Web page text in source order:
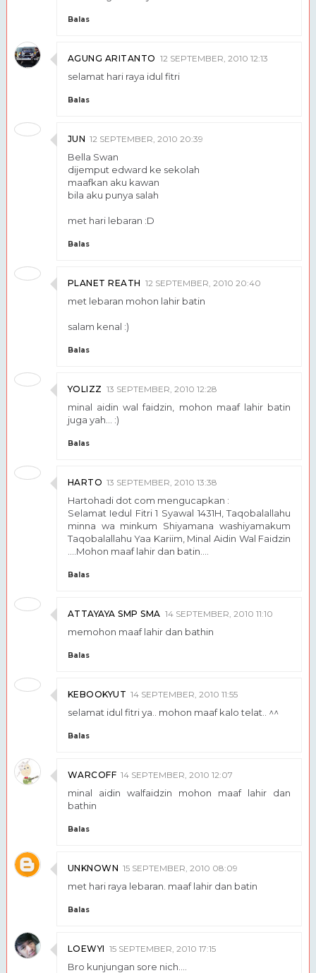
Balas
AGUNG ARITANTO 12 SEPTEMBER, 2010 12:13
selamat hari raya idul fitri
Balas
JUN 12 SEPTEMBER, 2010 20:39
Bella Swan
dijemput edward ke sekolah
maafkan aku kawan
bila aku punya salah
met hari lebaran :D
Balas
PLANET REATH 12 SEPTEMBER, 2010 20:40
met lebaran mohon lahir batin
salam kenal :)
Balas
YOLIZZ 13 SEPTEMBER, 2010 12:28
minal aidin wal faidzin, mohon maaf lahir batin
juga yah... :)
Balas
HARTO 13 SEPTEMBER, 2010 13:38
Hartohadi dot com mengucapkan :
Selamat Iedul Fitri 1 Syawal 1431H, Taqobalallahu
minna wa minkum Shiyamana washiyamakum
Taqobalallahu Yaa Kariim, Minal Aidin Wal Faidzin
....Mohon maaf lahir dan batin....
Balas
ATTAYAYA SMP SMA 14 SEPTEMBER, 2010 11:10
memohon maaf lahir dan bathin
Balas
KEBOOKYUT 14 SEPTEMBER, 2010 11:55
selamat idul fitri ya.. mohon maaf kalo telat.. ^^
Balas
WARCOFF 14 SEPTEMBER, 2010 12:07
minal aidin walfaidzin mohon maaf lahir dan
bathin
Balas
UNKNOWN 15 SEPTEMBER, 2010 08:09
met hari raya lebaran. maaf lahir dan batin
Balas
LOEWYI 15 SEPTEMBER, 2010 17:15
Bro kunjungan sore nich....